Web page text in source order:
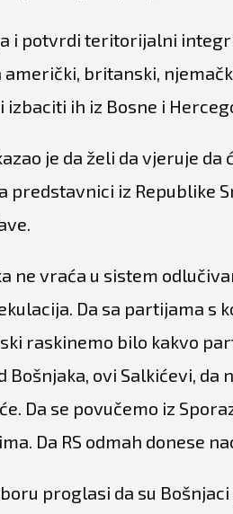
i potvrdi teritorijalni
britanski,
ih iz Bosne i
je da želi da vjeruje da
predstavnici iz Republike
ne vraća u sistem
Da sa partijama s
raskinemo bilo kakvo
ovi Salkićevi, da
Da se povučemo iz
Da RS odmah donese
proglasi da su